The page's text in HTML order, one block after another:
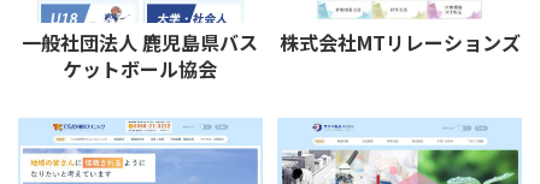
一般社団法人 鹿児島県バス
ケットボール協会
株式会社MTリレーションズ